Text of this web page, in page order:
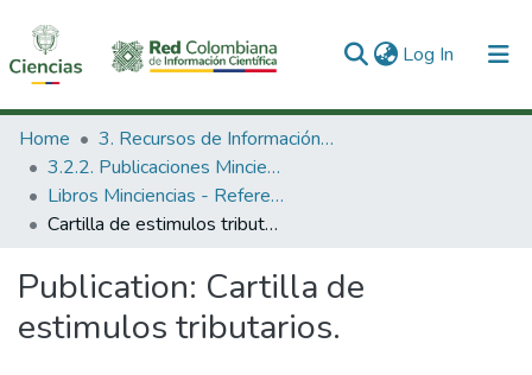
Log In (current)
Communities & Collections
All of DSpace
Statistics
Home
3. Recursos de Información Científica y Tecnológica
3.2.2. Publicaciones Minciencias
Libros Minciencias - Referenciales
Cartilla de estimulos tributarios.
Publication: Cartilla de
estimulos tributarios.